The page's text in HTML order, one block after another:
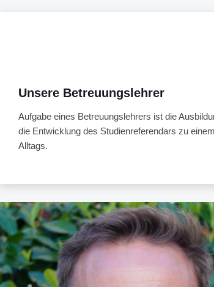
Unsere Betreuungslehrer
Aufgabe eines Betreuungslehrers ist die
die Entwicklung des Studienreferendars zu
Alltags.